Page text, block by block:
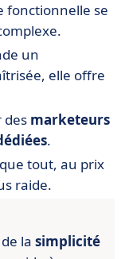
fonctionnelle se
un
elle offre
des marketeurs
.
tout, au prix
raide.
la simplicité